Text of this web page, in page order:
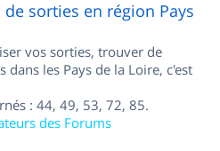
sorties en région Pays
vos sorties, trouver de
dans les Pays de la Loire, c'est
: 44, 49, 53, 72, 85.
des Forums